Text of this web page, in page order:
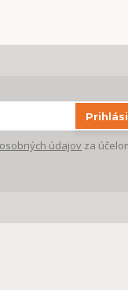
údajov za